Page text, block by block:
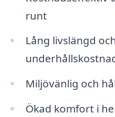
runt
Lång livslängd
Miljövänlig och
Ökad komfort i